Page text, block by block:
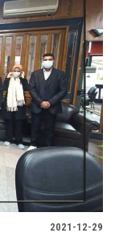
2021-12-29